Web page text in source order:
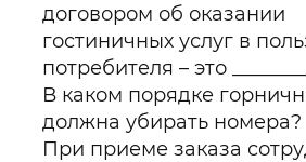
договором об оказании
гостиничных услуг в
потребителя – это ________
В каком порядке
должна убирать номера?
При приеме заказа